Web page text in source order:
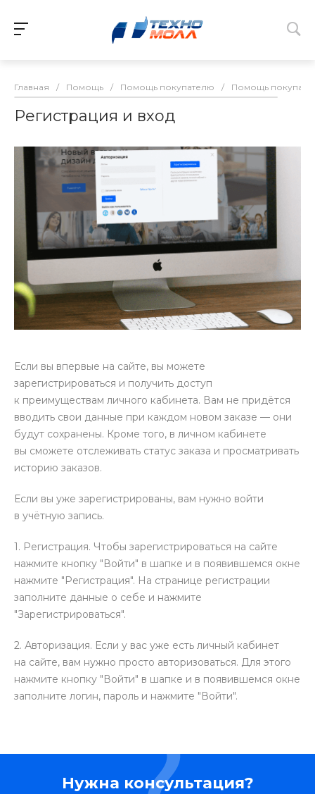
Главная / Помощь / Помощь покупателю / Помощь
Регистрация и вход
Если вы впервые на сайте, вы можете
зарегистрироваться и получить доступ
к преимуществам личного кабинета. Вам не придётся
вводить свои данные при каждом новом заказе — они
будут сохранены. Кроме того, в личном кабинете
вы сможете отслеживать статус заказа и просматривать
историю заказов.
Если вы уже зарегистрированы, вам нужно войти
в учётную запись.
1. Регистрация. Чтобы зарегистрироваться на сайте
нажмите кнопку "Войти" в шапке и в появившемся окне
нажмите "Регистрация". На странице регистрации
заполните данные о себе и нажмите
"Зарегистрироваться".
2. Авторизация. Если у вас уже есть личный кабинет
на сайте, вам нужно просто авторизоваться. Для этого
нажмите кнопку "Войти" в шапке и в появившемся окне
заполните логин, пароль и нажмите "Войти".
Нужна консультация?